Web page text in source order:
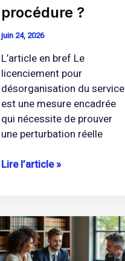
procédure ?
juin 24, 2026
L’article en bref Le
licenciement pour
désorganisation du service
est une mesure encadrée
qui nécessite de prouver
une perturbation réelle
Lire l’article »
Comprendre
le
statut